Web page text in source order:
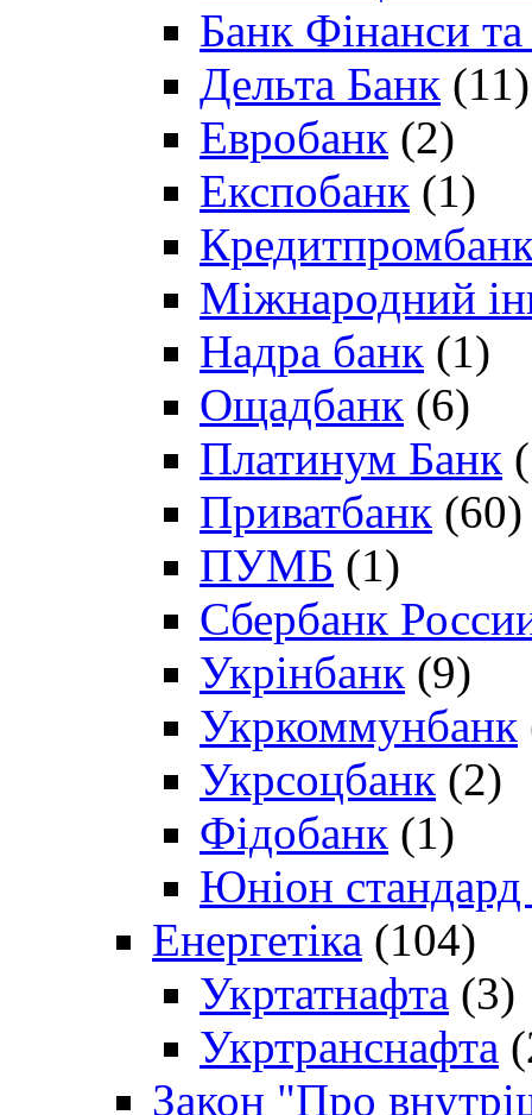
Банк Фінанси
Дельта Банк (11)
Евробанк (2)
Експобанк (1)
Міжнародний
Надра банк (1)
Ощадбанк (6)
Платинум Банк
Приватбанк (60)
ПУМБ (1)
Сбербанк
Укрінбанк (9)
Укркоммунбанк
Укрсоцбанк (2)
Фідобанк (1)
Юніон стандард
Енергетіка (104)
Укртатнафта (3)
Укртранснафта
Закон "Про